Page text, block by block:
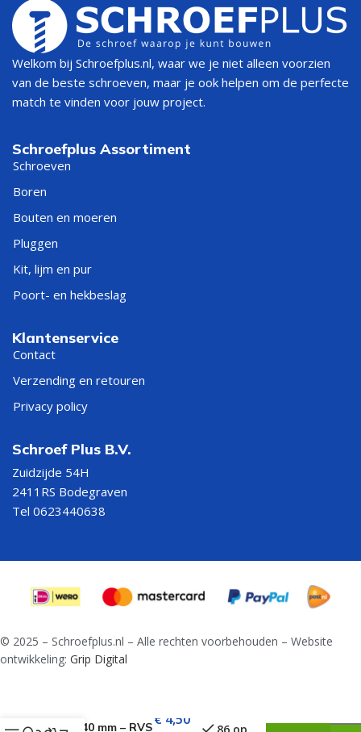
Welkom bij Schroefplus.nl, waar we je niet alleen voorzien
van de beste schroeven, maar je ook helpen om de perfecte
match te vinden voor jouw project.
Schroefplus Assortiment
Schroeven
Boren
Bouten en moeren
Pluggen
Kit, lijm en pur
Poort- en hekbeslag
Klantenservice
Contact
Verzending en retouren
Privacy policy
Schroef Plus B.V.
Zuidzijde 54H
2411RS Bodegraven
Tel 0623440638
© 2025 – Schroefplus.nl – Alle rechten voorbehouden – Website
ontwikkeling: Grip Digital
5,0 x 40 mm – RVS€ 4,50
86 op